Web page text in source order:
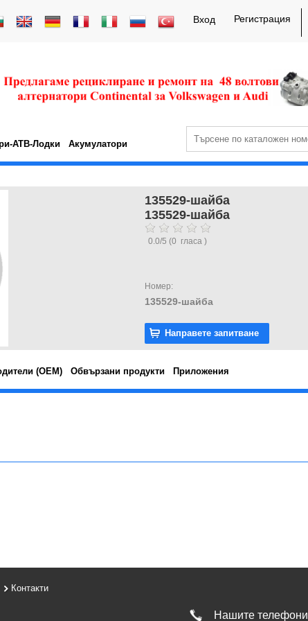
Вход Регистрация
АТВ-Лодки Акумулатори
135529-шайба
135529-шайба
0.0/5 (0 гласа )
Номер:
135529-шайба
Направете запитване
(OEM) Обвързани продукти Приложения
Контакти
Нашите телефони